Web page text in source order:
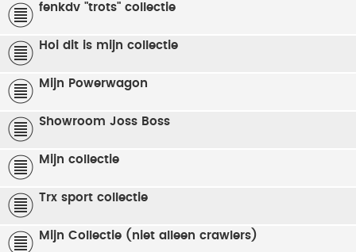
fenkdv "trots" collectie
Hoi dit is mijn collectie
Mijn Powerwagon
Showroom Joss Boss
Mijn collectie
Trx sport collectie
Mijn Collectie (niet alleen crawlers)